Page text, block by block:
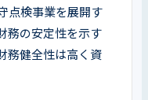
点検事業を展開す
務の安定性を示す
務健全性は高く資